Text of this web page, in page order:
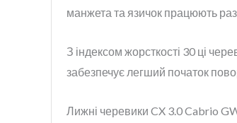
манжета та язичок працюють
З індексом жорсткості 30 ці
забезпечує легший початок
Лижні черевики CX 3.0 Cabrio